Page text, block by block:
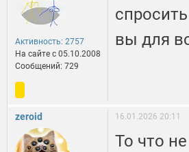
Активность: 2757
На сайте c 05.10.2008
Сообщений: 729
вы для
zeroid 16.01.2026 20:11
То что